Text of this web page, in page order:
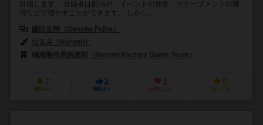
目指します。 登録者は配信や、イベントの発生、アチーブメントの獲
得などで増やすことができます。 しかし、...
藤田玄翔（Gensho Fujita）
なるみ（Narumi）
鳴海製作所娯楽部（Narumi Factory Game Team）
7
興味あり
2
経験あり
2
お気に入り
5
持ってる